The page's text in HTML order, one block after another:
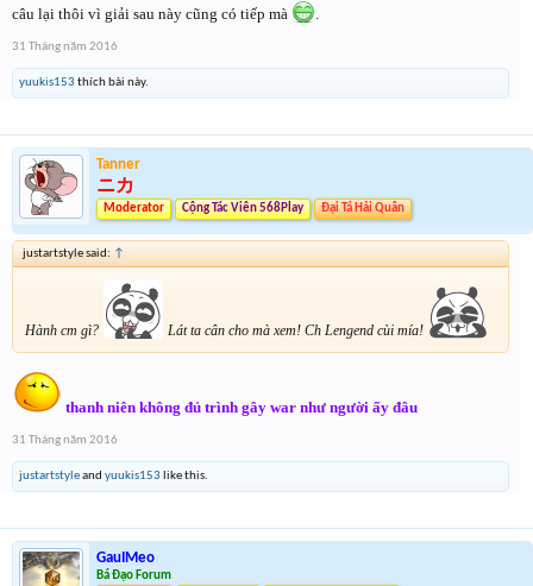
câu lại thôi vì giải sau này cũng có tiếp mà
31 Tháng năm 2016
yuukis153 thích bài này.
Tanner
ニカ
Moderator Cộng Tác Viên 568Play Đại Tá Hải Quân
justartstyle said: ↑
Hành cm gì? Lát ta cân cho mà xem! Ch Lengend cùi mía!
thanh niên không đủ trình gây war như người ấy đâu
31 Tháng năm 2016
justartstyleand yuukis153 like this.
GauIMeo
Bá Đạo Forum